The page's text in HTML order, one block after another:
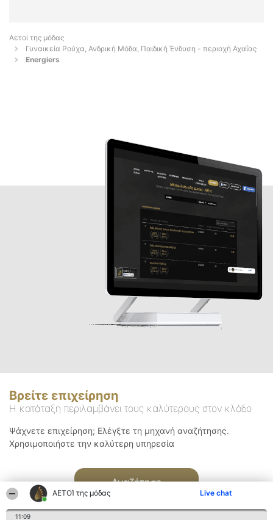
ΑΕΤΟΊ της μόδας Live chat
11:09
Αετοί της μόδας
Γυναικεία Ρούχα, Ανδρική Μόδα, Παιδική Ένδυση - περιοχή Αχαΐας
Energiers
Βρείτε επιχείρηση
Η κατάταξη περιλαμβάνει τους καλύτερους στον κλάδο
Ψάχνετε επιχείρηση; Ελέγξτε τη μηχανή αναζήτησης.
Χρησιμοποιήστε την καλύτερη υπηρεσία
Αναζήτηση